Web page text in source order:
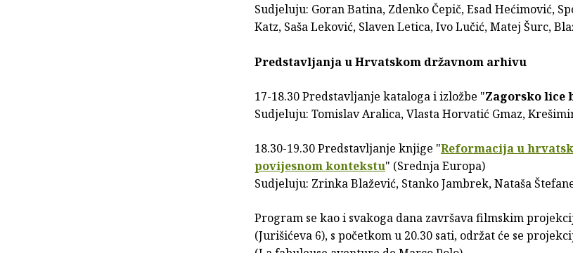
Sudjeluju: Goran Batina, Zdenko Čepič, Esad Hećimović,
Katz, Saša Leković, Slaven Letica, Ivo Lučić, Matej Šurc,
Predstavljanja u Hrvatskom državnom arhivu
17-18.30 Predstavljanje kataloga i izložbe "Zagorsko lice
Sudjeluju: Tomislav Aralica, Vlasta Horvatić Gmaz,
18.30-19.30 Predstavljanje knjige "Reformacija u
povijesnom kontekstu" (Srednja Europa)
Sudjeluju: Zrinka Blažević, Stanko Jambrek, Nataša
Program se kao i svakoga dana završava filmskim
(Jurišićeva 6), s početkom u 20.30 sati, održat će se